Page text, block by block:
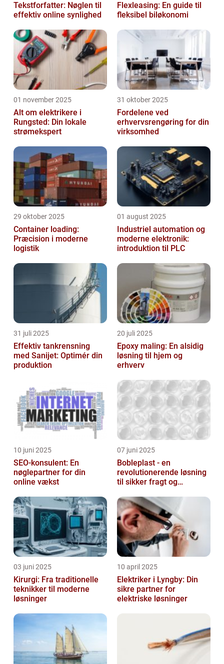
Tekstforfatter: Nøglen til
effektiv online synlighed
Flexleasing: En guide til
fleksibel biløkonomi
01 november 2025
Alt om elektrikere i
Rungsted: Din lokale
strømekspert
31 oktober 2025
Fordelene ved
erhvervsrengøring for din
virksomhed
29 oktober 2025
Container loading:
Præcision i moderne
logistik
01 august 2025
Industriel automation og
moderne elektronik:
introduktion til PLC
31 juli 2025
Effektiv tankrensning
med Sanijet: Optimér din
produktion
20 juli 2025
Epoxy maling: En alsidig
løsning til hjem og
erhverv
10 juni 2025
SEO-konsulent: En
nøglepartner for din
online vækst
07 juni 2025
Bobleplast - en
revolutionerende løsning
til sikker fragt og
03 juni 2025
Kirurgi: Fra traditionelle
teknikker til moderne
løsninger
10 april 2025
Elektriker i Lyngby: Din
sikre partner for
elektriske løsninger